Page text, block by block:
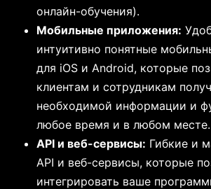
онлайн-обучения).
Мобильные приложения:
интуитивно понятные
для iOS и Android, которые
клиентам и сотрудникам
необходимой информации и
любое время и в любом месте.
API и веб-сервисы: Гибкие и
API и веб-сервисы, которые
интегрировать ваше